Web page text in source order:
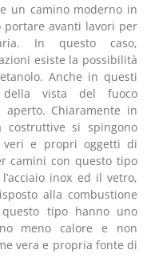
un camino moderno in
portare avanti lavori per
In questo caso,
esiste la possibilità
Anche in questi
vista del fuoco
Chiaramente in
si spingono
e propri oggetti di
camini con questo tipo
inox ed il vetro,
alla combustione
tipo hanno uno
meno calore e non
vera e propria fonte di